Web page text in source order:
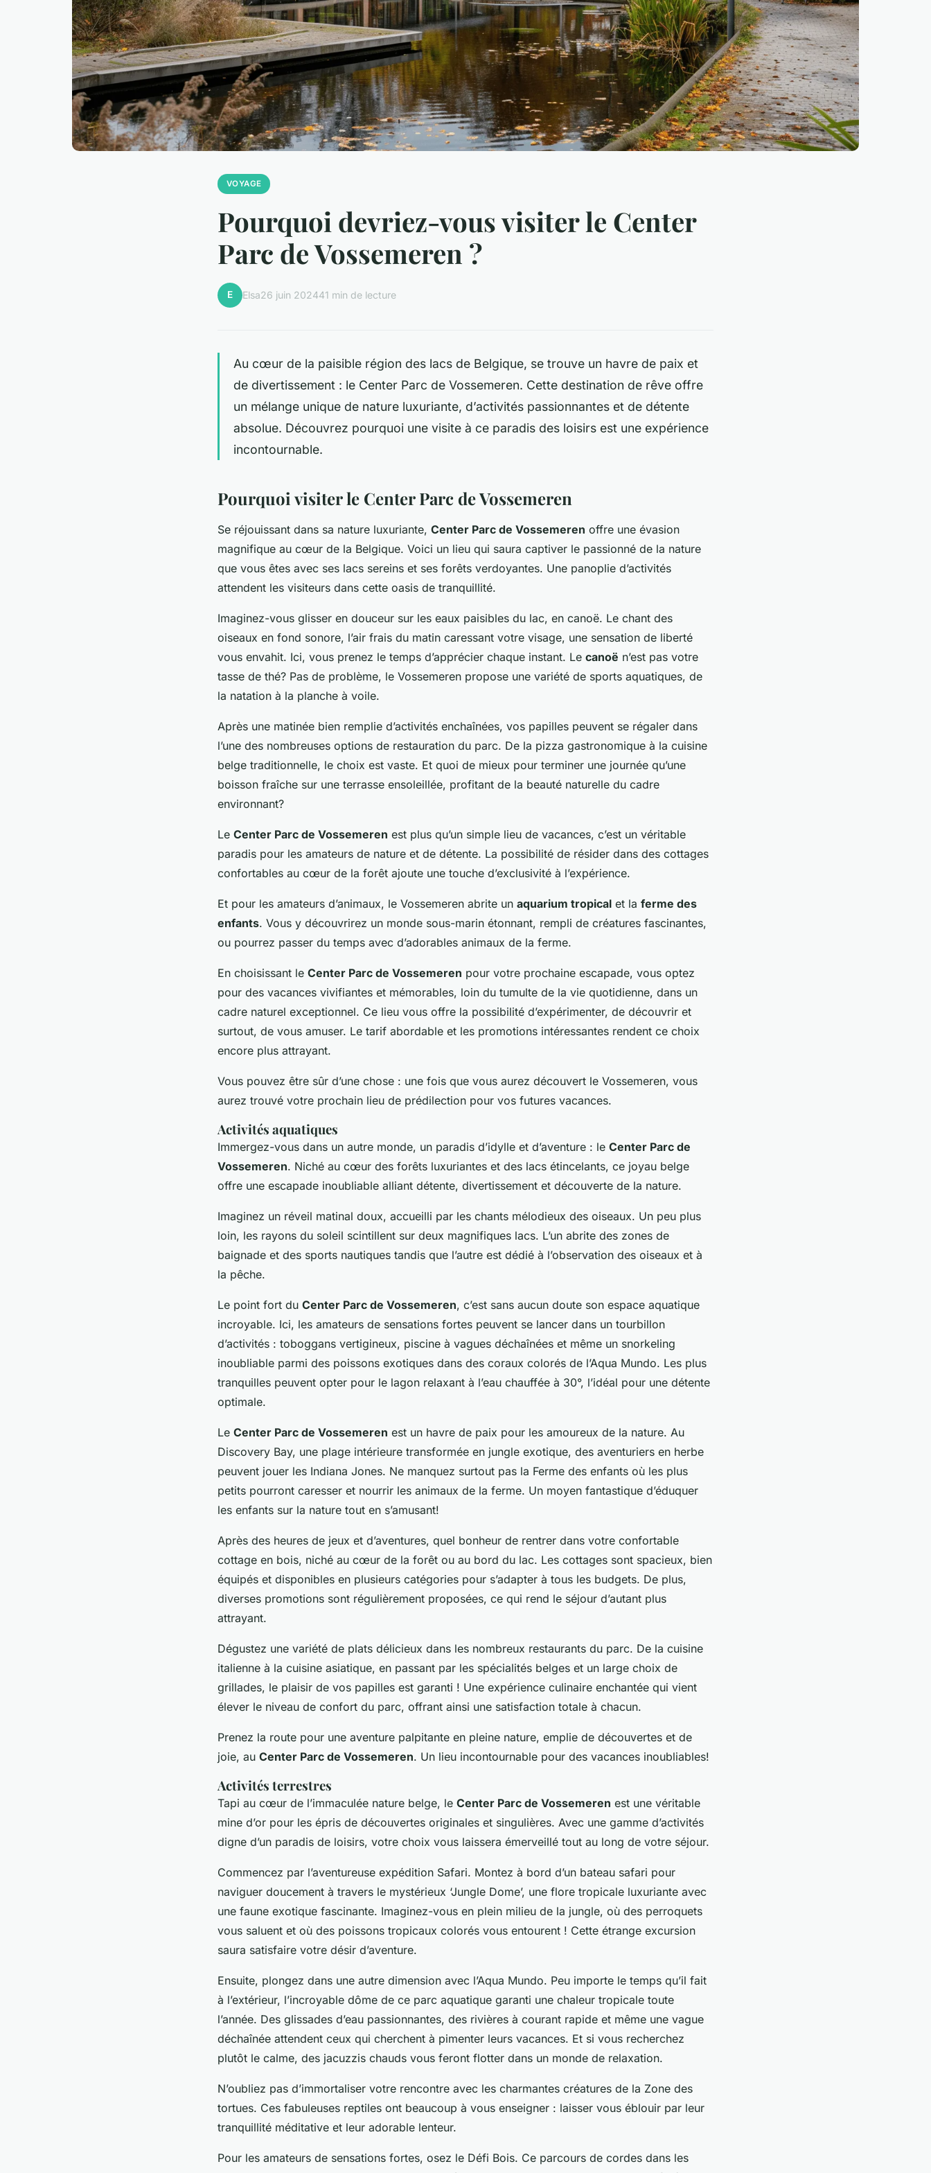
VOYAGE
Pourquoi devriez-vous visiter le Center
Parc de Vossemeren ?
E Elsa26 juin 202441 min de lecture
Au cœur de la paisible région des lacs de Belgique, se trouve un havre de paix et
de divertissement : le Center Parc de Vossemeren. Cette destination de rêve offre
un mélange unique de nature luxuriante, d’activités passionnantes et de détente
absolue. Découvrez pourquoi une visite à ce paradis des loisirs est une expérience
incontournable.
Pourquoi visiter le Center Parc de Vossemeren
Se réjouissant dans sa nature luxuriante, Center Parc de Vossemeren offre une évasion
magnifique au cœur de la Belgique. Voici un lieu qui saura captiver le passionné de la nature
que vous êtes avec ses lacs sereins et ses forêts verdoyantes. Une panoplie d’activités
attendent les visiteurs dans cette oasis de tranquillité.
Imaginez-vous glisser en douceur sur les eaux paisibles du lac, en canoë. Le chant des
oiseaux en fond sonore, l’air frais du matin caressant votre visage, une sensation de liberté
vous envahit. Ici, vous prenez le temps d’apprécier chaque instant. Le canoë n’est pas votre
tasse de thé? Pas de problème, le Vossemeren propose une variété de sports aquatiques, de
la natation à la planche à voile.
Après une matinée bien remplie d’activités enchaînées, vos papilles peuvent se régaler dans
l’une des nombreuses options de restauration du parc. De la pizza gastronomique à la cuisine
belge traditionnelle, le choix est vaste. Et quoi de mieux pour terminer une journée qu’une
boisson fraîche sur une terrasse ensoleillée, profitant de la beauté naturelle du cadre
environnant?
Le Center Parc de Vossemeren est plus qu’un simple lieu de vacances, c’est un véritable
paradis pour les amateurs de nature et de détente. La possibilité de résider dans des cottages
confortables au cœur de la forêt ajoute une touche d’exclusivité à l’expérience.
Et pour les amateurs d’animaux, le Vossemeren abrite un aquarium tropical et la ferme des
enfants. Vous y découvrirez un monde sous-marin étonnant, rempli de créatures fascinantes,
ou pourrez passer du temps avec d’adorables animaux de la ferme.
En choisissant le Center Parc de Vossemeren pour votre prochaine escapade, vous optez
pour des vacances vivifiantes et mémorables, loin du tumulte de la vie quotidienne, dans un
cadre naturel exceptionnel. Ce lieu vous offre la possibilité d’expérimenter, de découvrir et
surtout, de vous amuser. Le tarif abordable et les promotions intéressantes rendent ce choix
encore plus attrayant.
Vous pouvez être sûr d’une chose : une fois que vous aurez découvert le Vossemeren, vous
aurez trouvé votre prochain lieu de prédilection pour vos futures vacances.
Activités aquatiques
Immergez-vous dans un autre monde, un paradis d’idylle et d’aventure : le Center Parc de
Vossemeren. Niché au cœur des forêts luxuriantes et des lacs étincelants, ce joyau belge
offre une escapade inoubliable alliant détente, divertissement et découverte de la nature.
Imaginez un réveil matinal doux, accueilli par les chants mélodieux des oiseaux. Un peu plus
loin, les rayons du soleil scintillent sur deux magnifiques lacs. L’un abrite des zones de
baignade et des sports nautiques tandis que l’autre est dédié à l’observation des oiseaux et à
la pêche.
Le point fort du Center Parc de Vossemeren, c’est sans aucun doute son espace aquatique
incroyable. Ici, les amateurs de sensations fortes peuvent se lancer dans un tourbillon
d’activités : toboggans vertigineux, piscine à vagues déchaînées et même un snorkeling
inoubliable parmi des poissons exotiques dans des coraux colorés de l’Aqua Mundo. Les plus
tranquilles peuvent opter pour le lagon relaxant à l’eau chauffée à 30°, l’idéal pour une détente
optimale.
Le Center Parc de Vossemeren est un havre de paix pour les amoureux de la nature. Au
Discovery Bay, une plage intérieure transformée en jungle exotique, des aventuriers en herbe
peuvent jouer les Indiana Jones. Ne manquez surtout pas la Ferme des enfants où les plus
petits pourront caresser et nourrir les animaux de la ferme. Un moyen fantastique d’éduquer
les enfants sur la nature tout en s’amusant!
Après des heures de jeux et d’aventures, quel bonheur de rentrer dans votre confortable
cottage en bois, niché au cœur de la forêt ou au bord du lac. Les cottages sont spacieux, bien
équipés et disponibles en plusieurs catégories pour s’adapter à tous les budgets. De plus,
diverses promotions sont régulièrement proposées, ce qui rend le séjour d’autant plus
attrayant.
Dégustez une variété de plats délicieux dans les nombreux restaurants du parc. De la cuisine
italienne à la cuisine asiatique, en passant par les spécialités belges et un large choix de
grillades, le plaisir de vos papilles est garanti ! Une expérience culinaire enchantée qui vient
élever le niveau de confort du parc, offrant ainsi une satisfaction totale à chacun.
Prenez la route pour une aventure palpitante en pleine nature, emplie de découvertes et de
joie, au Center Parc de Vossemeren. Un lieu incontournable pour des vacances inoubliables!
Activités terrestres
Tapi au cœur de l’immaculée nature belge, le Center Parc de Vossemeren est une véritable
mine d’or pour les épris de découvertes originales et singulières. Avec une gamme d’activités
digne d’un paradis de loisirs, votre choix vous laissera émerveillé tout au long de votre séjour.
Commencez par l’aventureuse expédition Safari. Montez à bord d’un bateau safari pour
naviguer doucement à travers le mystérieux ‘Jungle Dome’, une flore tropicale luxuriante avec
une faune exotique fascinante. Imaginez-vous en plein milieu de la jungle, où des perroquets
vous saluent et où des poissons tropicaux colorés vous entourent ! Cette étrange excursion
saura satisfaire votre désir d’aventure.
Ensuite, plongez dans une autre dimension avec l’Aqua Mundo. Peu importe le temps qu’il fait
à l’extérieur, l’incroyable dôme de ce parc aquatique garanti une chaleur tropicale toute
l’année. Des glissades d’eau passionnantes, des rivières à courant rapide et même une vague
déchaînée attendent ceux qui cherchent à pimenter leurs vacances. Et si vous recherchez
plutôt le calme, des jacuzzis chauds vous feront flotter dans un monde de relaxation.
N’oubliez pas d’immortaliser votre rencontre avec les charmantes créatures de la Zone des
tortues. Ces fabuleuses reptiles ont beaucoup à vous enseigner : laisser vous éblouir par leur
tranquillité méditative et leur adorable lenteur.
Pour les amateurs de sensations fortes, osez le Défi Bois. Ce parcours de cordes dans les